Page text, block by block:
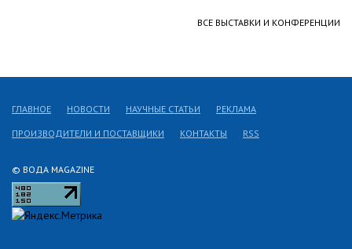
ВСЕ ВЫСТАВКИ И КОНФЕРЕНЦИИ
© ВОДА MAGAZINE
ГЛАВНОЕ НОВОСТИ НАУЧНЫЕ СТАТЬИ РЕКЛАМА
ПРОИЗВОДИТЕЛИ И ПОСТАВЩИКИ КОНТАКТЫ RSS